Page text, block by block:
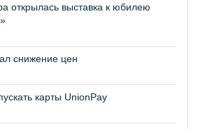
открылась выставка к юбилею
снижение цен
карты UnionPay